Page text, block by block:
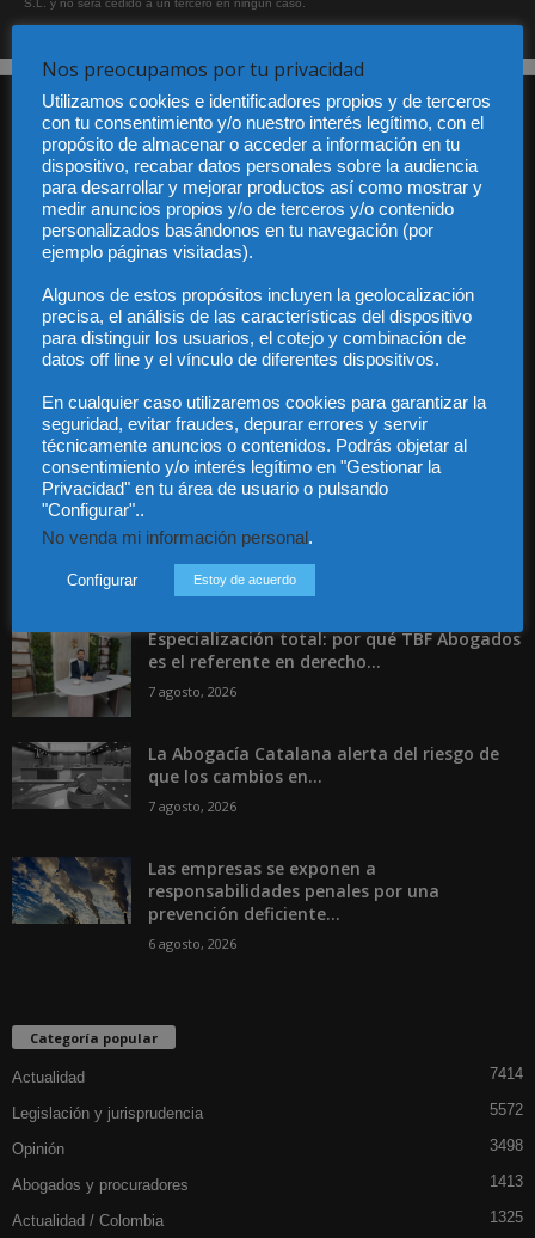
Audiencia y Publicidad
Quiénes somos
Legal
Privacidad
Contacto
Guía Colaboradores
Contáctanos:info@diariojuridico.com
Incluso más noticias
Especialización total: por qué TBF Abogados
es el referente en derecho...
7 agosto, 2026
La Abogacía Catalana alerta del riesgo de
que los cambios en...
7 agosto, 2026
Las empresas se exponen a
responsabilidades penales por una
prevención deficiente...
6 agosto, 2026
Categoría popular
Actualidad 7414
Legislación y jurisprudencia 5572
Opinión 3498
Abogados y procuradores 1413
Actualidad / Colombia 1325
Nos preocupamos por tu privacidad
Utilizamos cookies e identificadores propios y de terceros
con tu consentimiento y/o nuestro interés legítimo, con el
propósito de almacenar o acceder a información en tu
dispositivo, recabar datos personales sobre la audiencia
para desarrollar y mejorar productos así como mostrar y
medir anuncios propios y/o de terceros y/o contenido
personalizados basándonos en tu navegación (por
ejemplo páginas visitadas).
Algunos de estos propósitos incluyen la geolocalización
precisa, el análisis de las características del dispositivo
para distinguir los usuarios, el cotejo y combinación de
datos off line y el vínculo de diferentes dispositivos.
En cualquier caso utilizaremos cookies para garantizar la
seguridad, evitar fraudes, depurar errores y servir
técnicamente anuncios o contenidos. Podrás objetar al
consentimiento y/o interés legítimo en "Gestionar la
Privacidad" en tu área de usuario o pulsando
"Configurar"..
No venda mi información personal.
Configurar Estoy de acuerdo